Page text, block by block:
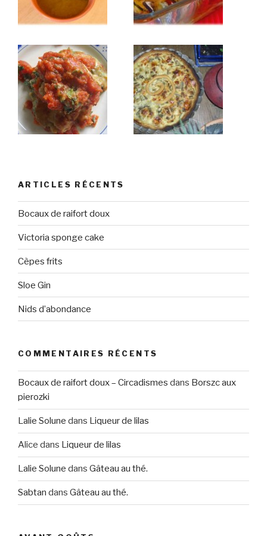
ARTICLES RÉCENTS
Bocaux de raifort doux
Victoria sponge cake
Cèpes frits
Sloe Gin
Nids d’abondance
COMMENTAIRES RÉCENTS
Bocaux de raifort doux – Circadismes dans Borszc aux
pierozki
Lalie Solune dans Liqueur de lilas
Alice dans Liqueur de lilas
Lalie Solune dans Gâteau au thé.
Sabtan dans Gâteau au thé.